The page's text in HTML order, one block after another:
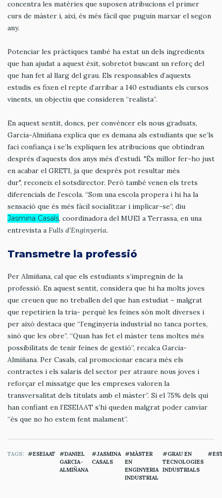
concentra les matèries que suposen atribucions el primer
curs de màster i, així, és més fàcil que puguin marxar el segon
any.
Potenciar les pràctiques també ha estat un dels ingredients
que han ajudat a aquest èxit, sobretot buscant un reforç del
que han fet al llarg del grau. Els responsables d’aquests
estudis es fixen el repte d’arribar a 140 estudiants els cursos
vinents, un objectiu que consideren “realista”.
En aquest sentit, doncs, per convèncer els nous graduats,
Garcia-Almiñana explica que es demana als estudiants que se’ls
faci confiança i se’ls expliquen les atribucions que obtindran
després d’aquests dos anys més d’estudi. "És millor fer-ho just
en acabar el GRETI, ja que després pot resultar més
dur", reconeix el sotsdirector. Però també venen els trets
diferencials de l’escola. “Som una escola propera i hi ha la
sensació que és més fàcil socialitzar i implicar-se”, diu
Jasmina Casals, coordinadora del MUEI a Terrassa, en una
entrevista a Fulls d’Enginyeria.
Transmetre la professió
Per Almiñana, cal que els estudiants s’impregnin de la
professió. En aquest sentit, considera que hi ha molts joves
que creuen que no treballen del que han estudiat – malgrat
que repetirien la tria- perquè les feines són molt diverses i
per això destaca que “l’enginyeria industrial no tanca portes,
sinó que les obre”. “Quan has fet el màster tens moltes més
possibilitats de tenir feines de gestió”, recalca Garcia-
Almiñana. Per Casals, cal promocionar encara més els
contractes i els salaris del sector per atraure nous joves i
reforçar el missatge que les empreses valoren la
transversalitat dels titulats amb el màster”. Si el 75% dels qui
han confiant en l’ESEIAAT s’hi queden malgrat poder canviar
“és que no ho estem fent malament”.
TAGS ESEIAAT
DANIEL
GARCIA-
ALMIÑANA
JASMINA
CASALS
MÀSTER
EN
ENGINYERIA
INDUSTRIAL
GRAU EN
TECNOLOGIES
INDUSTRIALS